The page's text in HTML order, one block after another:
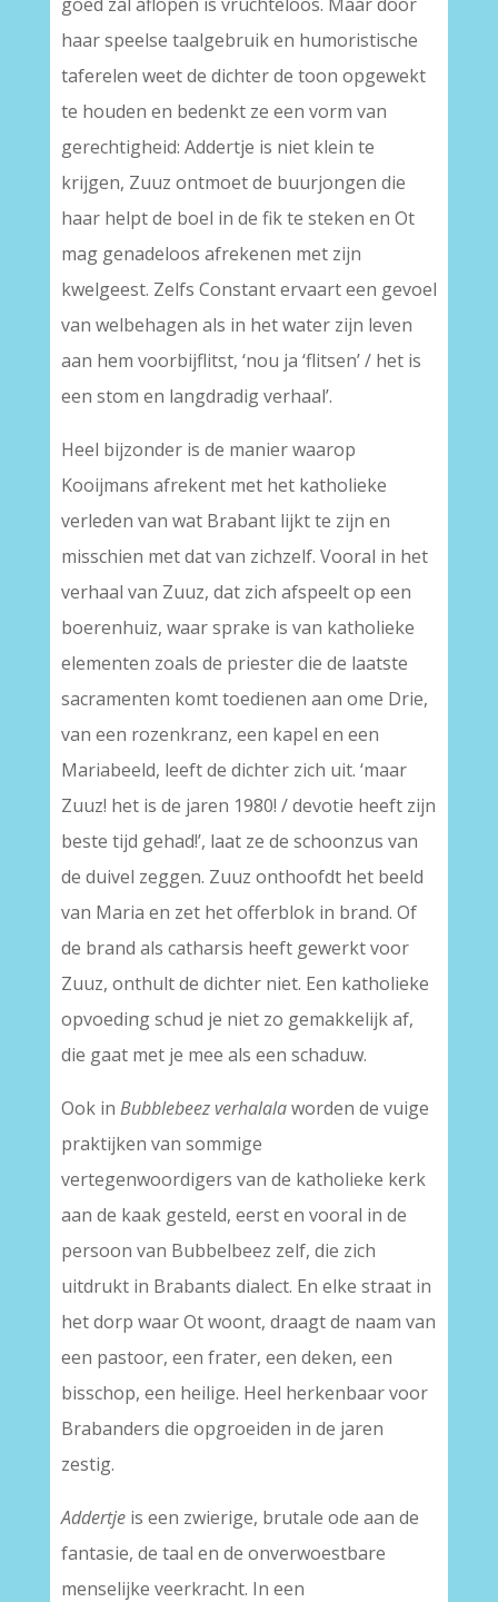
haar speelse taalgebruik en humoristische
taferelen weet de dichter de toon opgewekt
te houden en bedenkt ze een vorm van
gerechtigheid: Addertje is niet klein te
krijgen, Zuuz ontmoet de buurjongen die
haar helpt de boel in de fik te steken en Ot
mag genadeloos afrekenen met zijn
kwelgeest. Zelfs Constant ervaart een gevoel
van welbehagen als in het water zijn leven
aan hem voorbijflitst, ‘nou ja ‘flitsen’ / het is
een stom en langdradig verhaal’.
Heel bijzonder is de manier waarop
Kooijmans afrekent met het katholieke
verleden van wat Brabant lijkt te zijn en
misschien met dat van zichzelf. Vooral in het
verhaal van Zuuz, dat zich afspeelt op een
boerenhuiz, waar sprake is van katholieke
elementen zoals de priester die de laatste
sacramenten komt toedienen aan ome Drie,
van een rozenkranz, een kapel en een
Mariabeeld, leeft de dichter zich uit. ‘maar
Zuuz! het is de jaren 1980! / devotie heeft zijn
beste tijd gehad!’, laat ze de schoonzus van
de duivel zeggen. Zuuz onthoofdt het beeld
van Maria en zet het offerblok in brand. Of
de brand als catharsis heeft gewerkt voor
Zuuz, onthult de dichter niet. Een katholieke
opvoeding schud je niet zo gemakkelijk af,
die gaat met je mee als een schaduw.
Ook in Bubblebeez verhalalaworden de vuige
praktijken van sommige
vertegenwoordigers van de katholieke kerk
aan de kaak gesteld, eerst en vooral in de
persoon van Bubbelbeez zelf, die zich
uitdrukt in Brabants dialect. En elke straat in
het dorp waar Ot woont, draagt de naam van
een pastoor, een frater, een deken, een
bisschop, een heilige. Heel herkenbaar voor
Brabanders die opgroeiden in de jaren
zestig.
Addertje is een zwierige, brutale ode aan de
fantasie, de taal en de onverwoestbare
menselijke veerkracht. In een